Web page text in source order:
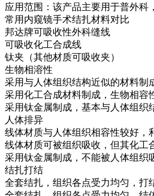
应用范围：该产品主要用于普外科
常用内窥镜手术结扎材料对比
邦达牌可吸收性外科缝线
可吸收化工合成线
钛夹（其他材质可吸收夹）
生物相溶性
采用与人体组织结构近似的材料制
采用化工合成材料制成，生物相容
采用钛金属制成，基本与人体组织
人体排异
线体材质与人体组织相容性较好，
线体材质可被组织吸收，但其化工
采用钛金属制成，不能被人体组织
结扎打结
全套结扎，组织各点受力均匀，打